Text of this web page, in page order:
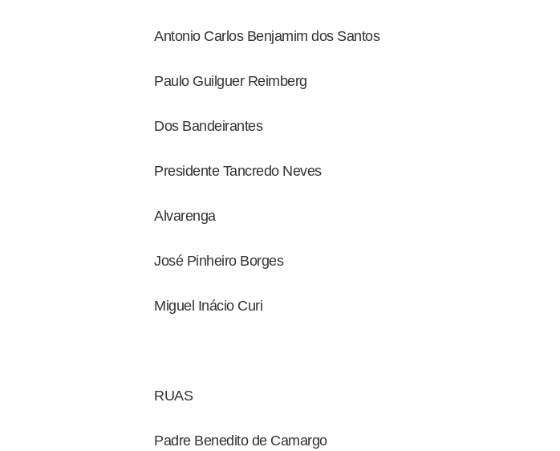
Antonio Carlos Benjamim dos Santos
Paulo Guilguer Reimberg
Dos Bandeirantes
Presidente Tancredo Neves
Alvarenga
José Pinheiro Borges
Miguel Inácio Curi
RUAS
Padre Benedito de Camargo